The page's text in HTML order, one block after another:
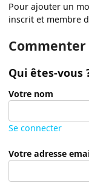
Pour ajouter un
inscrit et membre
Commenter
Qui êtes-vous
Votre nom
Se connecter
Votre adresse